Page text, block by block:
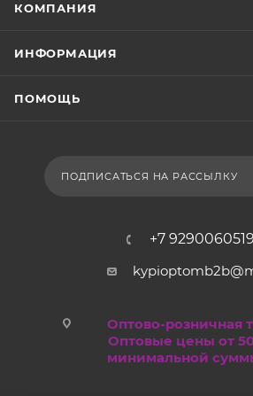
КОМПАНИЯ
ИНФОРМАЦИЯ
ПОМОЩЬ
ПОДПИСАТЬСЯ НА РАССЫЛКУ
+7 9290060519
Оптово-розничная
Оптовые цены от
минимальной